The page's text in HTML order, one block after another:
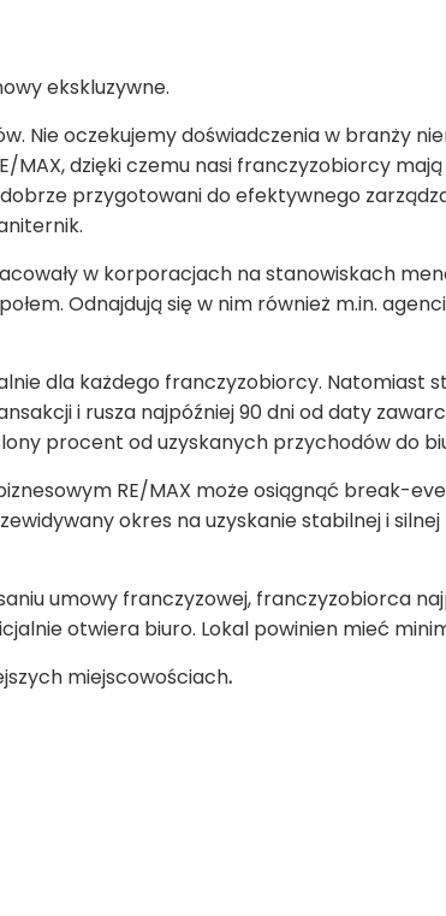
ekskluzywne.
Nie oczekujemy doświadczenia w branży
MAX, dzięki czemu nasi franczyzobiorcy
przygotowani do efektywnego
w korporacjach na stanowiskach
Odnajdują się w nim również m.in.
dla każdego franczyzobiorcy. Natomiast
i rusza najpóźniej 90 dni od daty
procent od uzyskanych przychodów do
RE/MAX może osiągnąć break-
okres na uzyskanie stabilnej i
umowy franczyzowej, franczyzobiorca
otwiera biuro. Lokal powinien mieć
miejscowościach.